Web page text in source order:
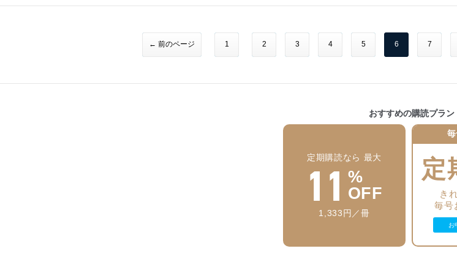
求人情報
社長のオススメ本
バックナンバー
独立するならやっぱり人気のデイサービス
・施設形態に特徴
電気店 アトムチェーン本部
まだまだある！宝を見つけた企業５連発
第2特集
キーマンに聞く ノバレーゼ 浅田 剛治社長
高まる結婚熱！婚活ビジネスを追う
たなべ保存歯科／いつも／e-Entertainment／ア
← 前のページ 1 2 3 4 5 6 7
おすすめの購読プラン
定期購読なら 最大
11 %
OFF
1,333円／冊
定
き
毎号
お